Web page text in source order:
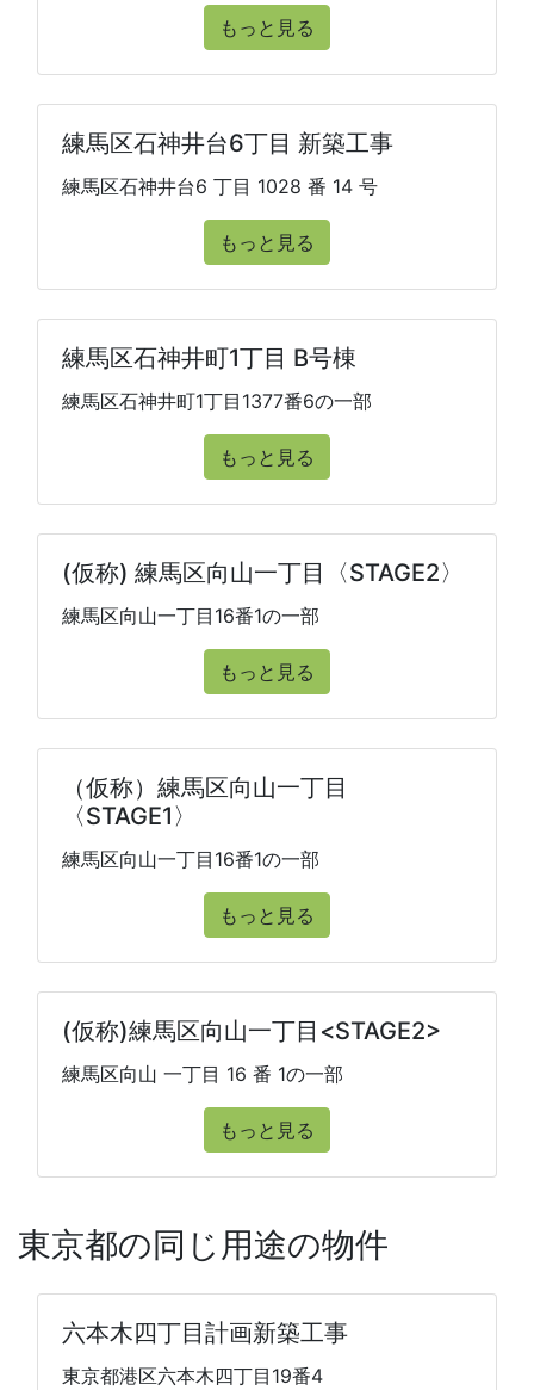
もっと見る
練馬区石神井台6丁目 新築工事
練馬区石神井台6 丁目 1028 番 14 号
もっと見る
練馬区石神井町1丁目 B号棟
練馬区石神井町1丁目1377番6の一部
もっと見る
(仮称) 練馬区向山一丁目〈STAGE2〉
練馬区向山一丁目16番1の一部
もっと見る
（仮称）練馬区向山一丁目
〈STAGE1〉
練馬区向山一丁目16番1の一部
もっと見る
(仮称)練馬区向山一丁目<STAGE2>
練馬区向山 一丁目 16 番 1の一部
もっと見る
東京都の同じ用途の物件
六本木四丁目計画新築工事
東京都港区六本木四丁目19番4